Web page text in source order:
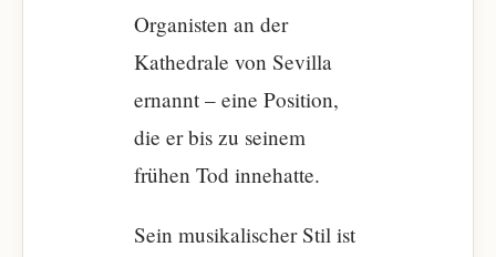
Organisten an der
Kathedrale von Sevilla
ernannt – eine Position,
die er bis zu seinem
frühen Tod innehatte.
Sein musikalischer Stil ist